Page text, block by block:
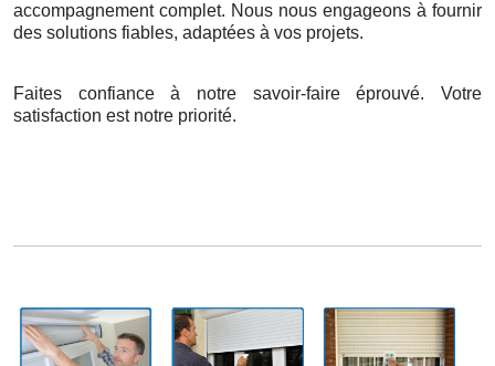
accompagnement complet. Nous nous engageons à fournir
des solutions fiables, adaptées à vos projets.
Faites confiance à notre savoir-faire éprouvé. Votre
satisfaction est notre priorité.